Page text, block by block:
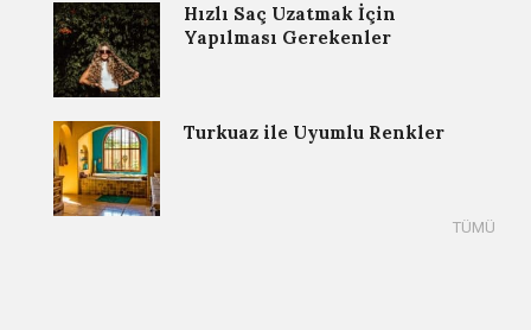
Hızlı Saç Uzatmak İçin
Yapılması Gerekenler
Turkuaz ile Uyumlu Renkler